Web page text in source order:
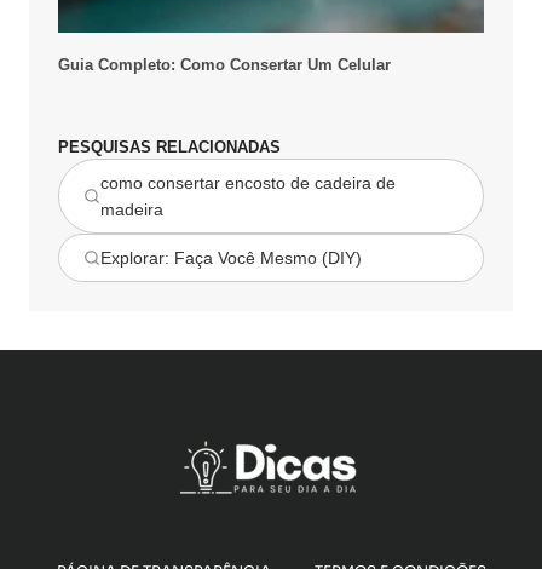
Guia Completo: Como Consertar Um Celular
PESQUISAS RELACIONADAS
como consertar encosto de cadeira de
madeira
Explorar: Faça Você Mesmo (DIY)